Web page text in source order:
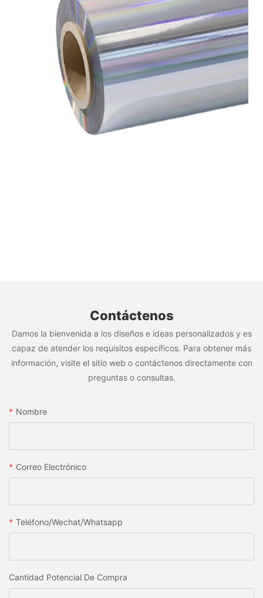
Contáctenos
Damos la bienvenida a los diseños e ideas personalizados y es
capaz de atender los requisitos específicos. Para obtener más
información, visite el sitio web o contáctenos directamente con
preguntas o consultas.
Nombre
Correo Electrónico
Teléfono/wechat/whatsapp
Cantidad Potencial De Compra